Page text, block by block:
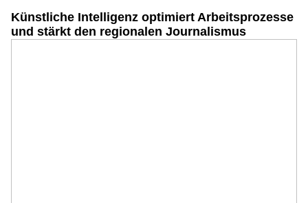
Künstliche Intelligenz optimiert Arbeitsprozesse
und stärkt den regionalen Journalismus